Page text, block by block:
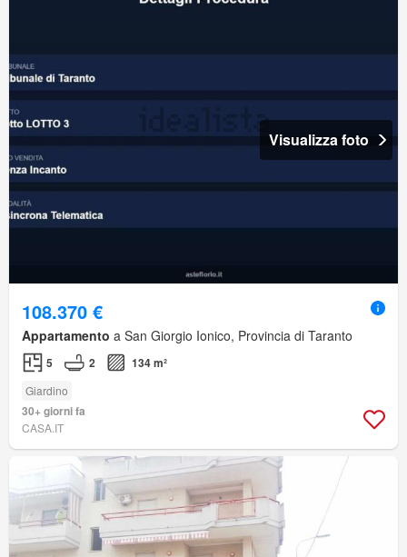
Visualizza foto
108.370 €
Appartamento a San Giorgio Ionico, Provincia di Taranto
5 2 134 m²
Giardino
30+ giorni fa
CASA.IT